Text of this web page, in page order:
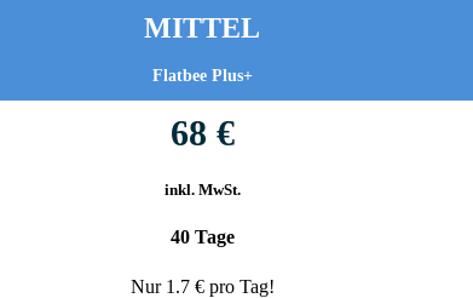
MITTEL
Flatbee Plus+
68 €
inkl. MwSt.
40 Tage
Nur 1.7€ pro Tag!